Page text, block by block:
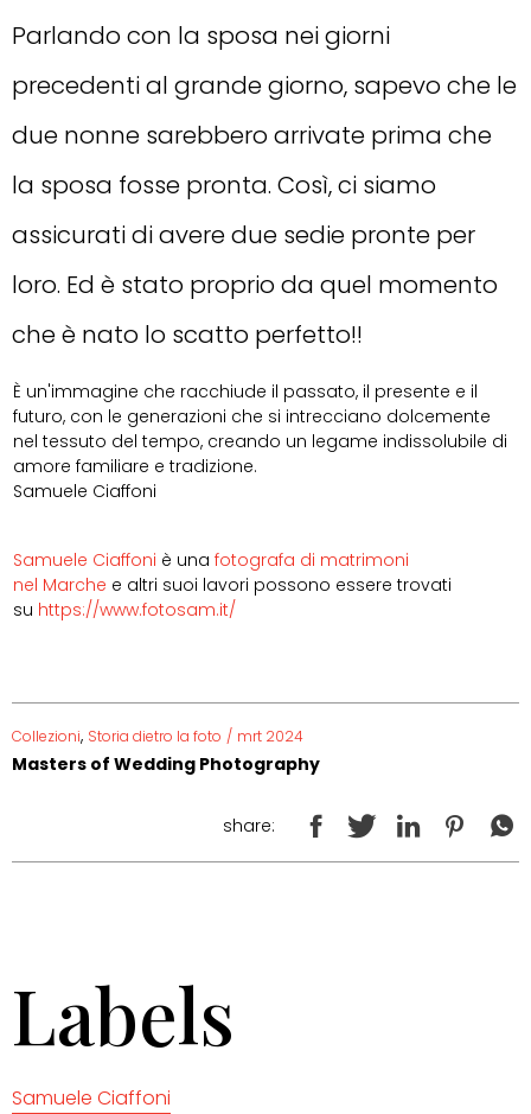
Parlando con la sposa nei giorni
precedenti al grande giorno, sapevo che le
due nonne sarebbero arrivate prima che
la sposa fosse pronta. Così, ci siamo
assicurati di avere due sedie pronte per
loro. Ed è stato proprio da quel momento
che è nato lo scatto perfetto!!
È un'immagine che racchiude il passato, il presente e il
futuro, con le generazioni che si intrecciano dolcemente
nel tessuto del tempo, creando un legame indissolubile di
amore familiare e tradizione.
Samuele Ciaffoni
Samuele Ciaffoni è una fotografa di matrimoni
nel Marche e altri suoi lavori possono essere trovati
su https://www.fotosam.it/
Collezioni, Storia dietro la foto / mrt 2024
Masters of Wedding Photography
share:
Labels
Samuele Ciaffoni